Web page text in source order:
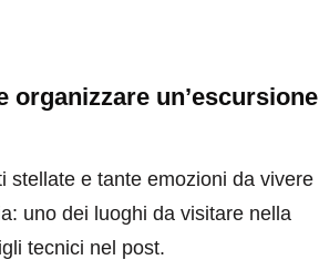
organizzare un’escursione
stellate e tante emozioni da vivere
uno dei luoghi da visitare nella
tecnici nel post.